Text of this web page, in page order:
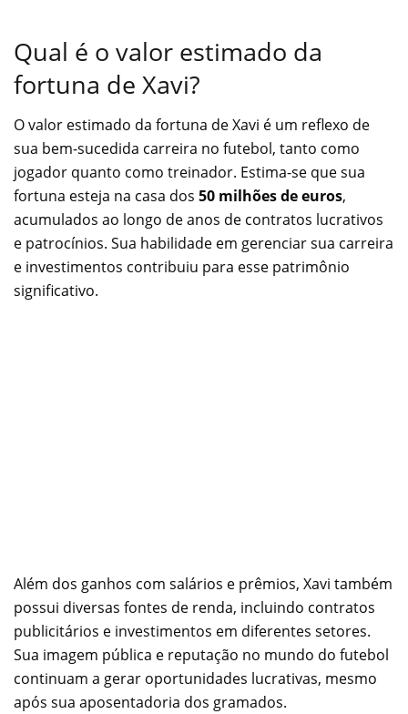
Qual é o valor estimado da
fortuna de Xavi?
O valor estimado da fortuna de Xavi é um reflexo de
sua bem-sucedida carreira no futebol, tanto como
jogador quanto como treinador. Estima-se que sua
fortuna esteja na casa dos 50 milhões de euros,
acumulados ao longo de anos de contratos lucrativos
e patrocínios. Sua habilidade em gerenciar sua carreira
e investimentos contribuiu para esse patrimônio
significativo.
Além dos ganhos com salários e prêmios, Xavi também
possui diversas fontes de renda, incluindo contratos
publicitários e investimentos em diferentes setores.
Sua imagem pública e reputação no mundo do futebol
continuam a gerar oportunidades lucrativas, mesmo
após sua aposentadoria dos gramados.